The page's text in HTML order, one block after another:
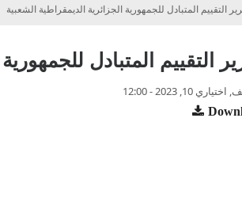
التقييم المتبادل للجمهورية الجزائرية الديمقراطية الشعبية
التقييم المتبادل
10, 2023 - 12:00